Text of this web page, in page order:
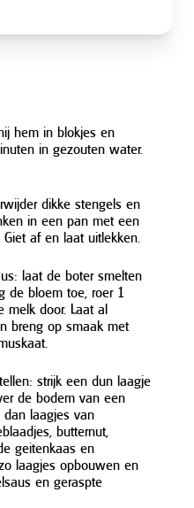
hem in blokjes en
in gezouten water.
dikke stengels en
in een pan met een
af en laat uitlekken.
laat de boter smelten
de bloem toe, roer 1
melk door. Laat al
breng op smaak met
strijk een dun laagje
de bodem van een
dan laagjes van
butternut,
geitenkaas en
laagjes opbouwen en
en geraspte